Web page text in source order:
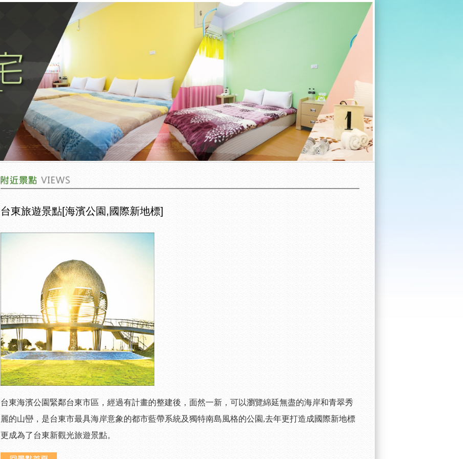
台東旅遊景點[海濱公園,國際新地標]
台東海濱公園緊鄰台東市區，經過有計畫的整建後，面然一新，可以瀏覽綿延無盡的海岸和青翠秀
麗的山巒，是台東市最具海岸意象的都市藍帶系統及獨特南島風格的公園 ,去年更打造成國際新地標
更成為了台東新觀光旅遊景點。